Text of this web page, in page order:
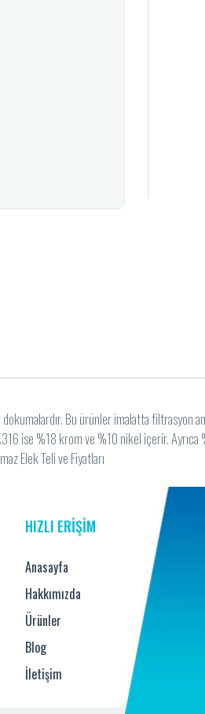
Bu ürünler imalatta filtrasyon
ise %18 krom ve %10 nikel içerir. Ayrıca
Elek Teli ve Fiyatları
HIZLI ERİŞİM
Anasayfa
Hakkımızda
Ürünler
Blog
İletişim